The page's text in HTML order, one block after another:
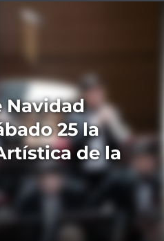
Navidad
25 la
de la